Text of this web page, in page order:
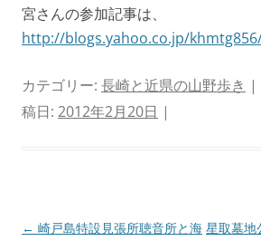
宮さんの参加記事は、
http://blogs.yahoo.co.jp/
カテゴリー: 長崎と近県の山野歩き |
稿日: 2012年2月20日 |
投
← 崎戸島特設見張所聴音所と海 星取墓地